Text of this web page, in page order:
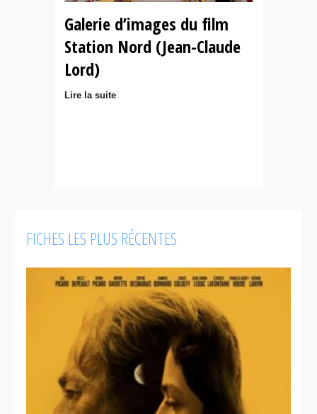
Galerie d’images du film
Station Nord (Jean-Claude
Lord)
Lire la suite
FICHES LES PLUS RÉCENTES